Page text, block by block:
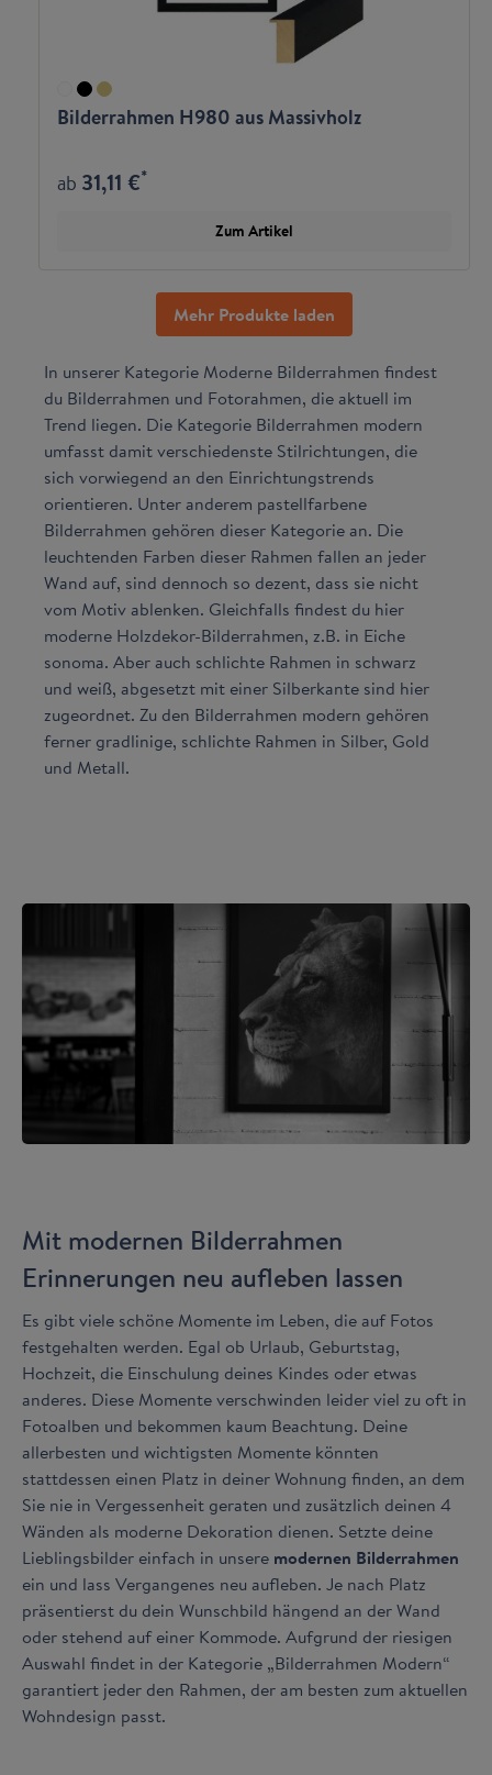
Bilderrahmen H980 aus Massivholz
ab 31,11 €*
Zum Artikel
Mehr Produkte laden
In unserer Kategorie Moderne Bilderrahmen findest
du Bilderrahmen und Fotorahmen, die aktuell im
Trend liegen. Die Kategorie Bilderrahmen modern
umfasst damit verschiedenste Stilrichtungen, die
sich vorwiegend an den Einrichtungstrends
orientieren. Unter anderem pastellfarbene
Bilderrahmen gehören dieser Kategorie an. Die
leuchtenden Farben dieser Rahmen fallen an jeder
Wand auf, sind dennoch so dezent, dass sie nicht
vom Motiv ablenken. Gleichfalls findest du hier
moderne Holzdekor-Bilderrahmen, z.B. in Eiche
sonoma. Aber auch schlichte Rahmen in schwarz
und weiß, abgesetzt mit einer Silberkante sind hier
zugeordnet. Zu den Bilderrahmen modern gehören
ferner gradlinige, schlichte Rahmen in Silber, Gold
und Metall.
Mit modernen Bilderrahmen
Erinnerungen neu aufleben lassen
Es gibt viele schöne Momente im Leben, die auf Fotos
festgehalten werden. Egal ob Urlaub, Geburtstag,
Hochzeit, die Einschulung deines Kindes oder etwas
anderes. Diese Momente verschwinden leider viel zu oft in
Fotoalben und bekommen kaum Beachtung. Deine
allerbesten und wichtigsten Momente könnten
stattdessen einen Platz in deiner Wohnung finden, an dem
Sie nie in Vergessenheit geraten und zusätzlich deinen 4
Wänden als moderne Dekoration dienen. Setzte deine
Lieblingsbilder einfach in unsere modernen Bilderrahmen
ein und lass Vergangenes neu aufleben. Je nach Platz
präsentierst du dein Wunschbild hängend an der Wand
oder stehend auf einer Kommode. Aufgrund der riesigen
Auswahl findet in der Kategorie „Bilderrahmen Modern“
garantiert jeder den Rahmen, der am besten zum aktuellen
Wohndesign passt.